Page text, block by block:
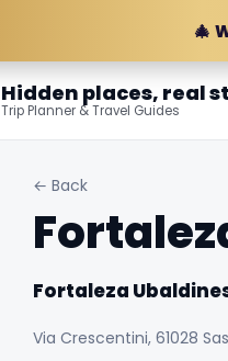
🎄
Hidden places, real
Trip Planner & Travel Guides
← Back
Fortaleza
Via Crescentini, 61028